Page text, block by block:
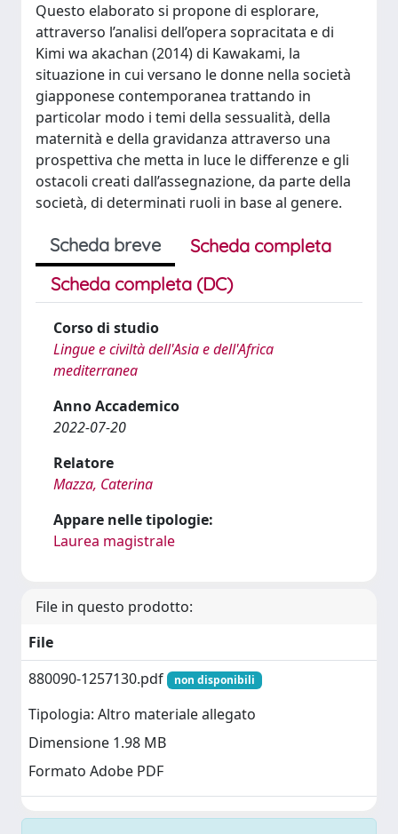
Questo elaborato si propone di esplorare,
attraverso l’analisi dell’opera sopracitata e di
Kimi wa akachan (2014) di Kawakami, la
situazione in cui versano le donne nella società
giapponese contemporanea trattando in
particolar modo i temi della sessualità, della
maternità e della gravidanza attraverso una
prospettiva che metta in luce le differenze e gli
ostacoli creati dall’assegnazione, da parte della
società, di determinati ruoli in base al genere.
Scheda breve
Scheda completa
Scheda completa (DC)
Corso di studio
Lingue e civiltà dell'Asia e dell'Africa
mediterranea
Anno Accademico
2022-07-20
Relatore
Mazza, Caterina
Appare nelle tipologie:
Laurea magistrale
File in questo prodotto:
File
880090-1257130.pdf
non disponibili
Tipologia: Altro materiale allegato
Dimensione 1.98 MB
Formato Adobe PDF